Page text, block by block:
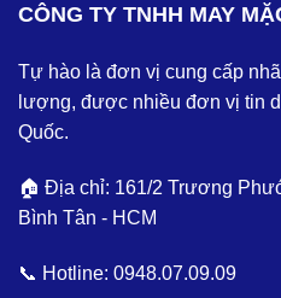
CÔNG TY TNHH MAY
Tự hào là đơn vị cung cấp
lượng, được nhiều đơn vị tin
Quốc.
🏠 Địa chỉ: 161/2 Trương
Bình Tân - HCM
📞 Hotline: 0948.07.09.09